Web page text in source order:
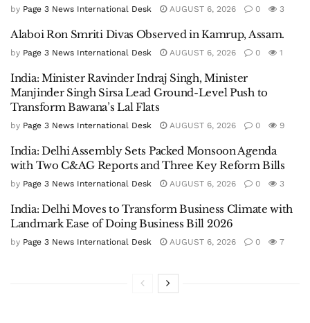
by Page 3 News International Desk AUGUST 6, 2026 0 3
Alaboi Ron Smriti Divas Observed in Kamrup, Assam.
by Page 3 News International Desk AUGUST 6, 2026 0 1
India: Minister Ravinder Indraj Singh, Minister
Manjinder Singh Sirsa Lead Ground-Level Push to
Transform Bawana’s Lal Flats
by Page 3 News International Desk AUGUST 6, 2026 0 9
India: Delhi Assembly Sets Packed Monsoon Agenda
with Two C&AG Reports and Three Key Reform Bills
by Page 3 News International Desk AUGUST 6, 2026 0 3
India: Delhi Moves to Transform Business Climate with
Landmark Ease of Doing Business Bill 2026
by Page 3 News International Desk AUGUST 6, 2026 0 7